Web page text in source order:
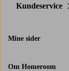
Kundeservice
Mine sider
Om Homeroom